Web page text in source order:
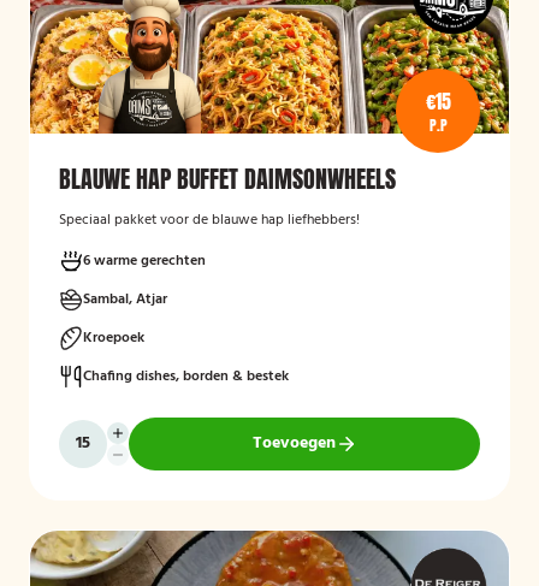
€15
P.P
BLAUWE HAP BUFFET DAIMSONWHEELS
Speciaal pakket voor de blauwe hap liefhebbers!
6 warme gerechten
Sambal, Atjar
Kroepoek
Chafing dishes, borden & bestek
Toevoegen